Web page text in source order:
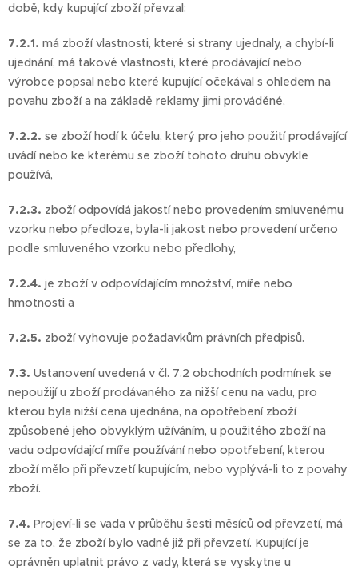
době, kdy kupující zboží převzal:
7.2.1. má zboží vlastnosti, které si strany ujednaly, a chybí-li
ujednání, má takové vlastnosti, které prodávající nebo
výrobce popsal nebo které kupující očekával s ohledem na
povahu zboží a na základě reklamy jimi prováděné,
7.2.2. se zboží hodí k účelu, který pro jeho použití prodávající
uvádí nebo ke kterému se zboží tohoto druhu obvykle
používá,
7.2.3. zboží odpovídá jakostí nebo provedením smluvenému
vzorku nebo předloze, byla-li jakost nebo provedení určeno
podle smluveného vzorku nebo předlohy,
7.2.4. je zboží v odpovídajícím množství, míře nebo
hmotnosti a
7.2.5. zboží vyhovuje požadavkům právních předpisů.
7.3. Ustanovení uvedená v čl. 7.2 obchodních podmínek se
nepoužijí u zboží prodávaného za nižší cenu na vadu, pro
kterou byla nižší cena ujednána, na opotřebení zboží
způsobené jeho obvyklým užíváním, u použitého zboží na
vadu odpovídající míře používání nebo opotřebení, kterou
zboží mělo při převzetí kupujícím, nebo vyplývá-li to z povahy
zboží.
7.4. Projeví-li se vada v průběhu šesti měsíců od převzetí, má
se za to, že zboží bylo vadné již při převzetí. Kupující je
oprávněn uplatnit právo z vady, která se vyskytne u